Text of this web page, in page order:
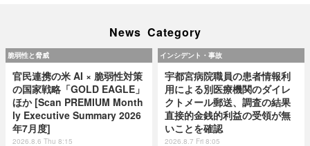
News Category
脆弱性と脅威
官民連携の米 AI × 脆弱性対策
の国家戦略「GOLD EAGLE」
ほか [Scan PREMIUM Month
ly Executive Summary 2026
年7月度]
2026.8.6 Thu 8:15
インシデント・事故
宇都宮病院職員の患者情報利
用による別医療機関のダイレ
クトメール郵送、調査の結果
直接的金銭的利益の受領が無
いことを確認
2026.8.7 Fri 8:05